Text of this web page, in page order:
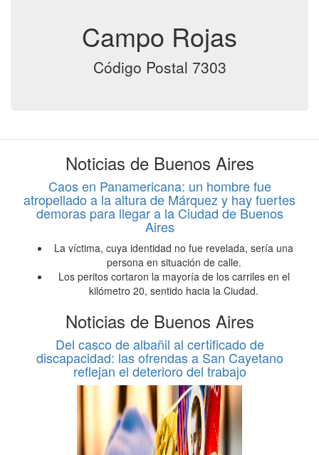
Campo Rojas
Código Postal 7303
Noticias de Buenos Aires
Caos en Panamericana: un hombre fue
atropellado a la altura de Márquez y hay fuertes
demoras para llegar a la Ciudad de Buenos
Aires
La víctima, cuya identidad no fue revelada, sería una
persona en situación de calle.
Los peritos cortaron la mayoría de los carriles en el
kilómetro 20, sentido hacia la Ciudad.
Noticias de Buenos Aires
Del casco de albañil al certificado de
discapacidad: las ofrendas a San Cayetano
reflejan el deterioro del trabajo